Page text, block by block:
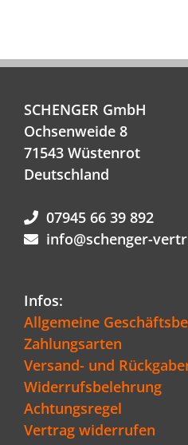
SCHENGER GmbH
Ochsenweide 8
71543 Wüstenrot
Deutschland
07945 66 39 892
info@schenger-
Infos:
Allgemeine
Zahlungsarten
Versand- und
Widerrufsbelehrung
Achtungsregel
Vertrag widerrufen